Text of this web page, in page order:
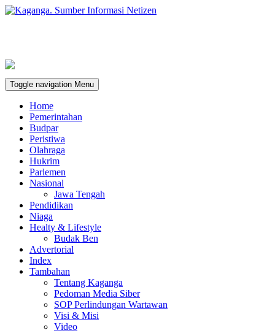
Toggle navigation Menu
Home
Pemerintahan
Budpar
Peristiwa
Olahraga
Hukrim
Parlemen
Nasional
Jawa Tengah
Pendidikan
Niaga
Healty & Lifestyle
Budak Ben
Advertorial
Index
Tambahan
Tentang Kaganga
Pedoman Media Siber
SOP Perlindungan Wartawan
Visi & Misi
Video